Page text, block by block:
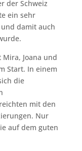
der Schweiz
ein sehr
damit auch
Joana und
Start. In einem
die
mit den
Nur
auf dem guten